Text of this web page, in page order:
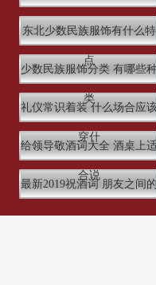
东北少数民族服饰有什么特
点
少数民族服饰分类 有哪些
类
礼仪常识着装 什么场合应
穿什
给领导敬酒词大全 酒桌上
合说
最新2019祝酒词 朋友之间